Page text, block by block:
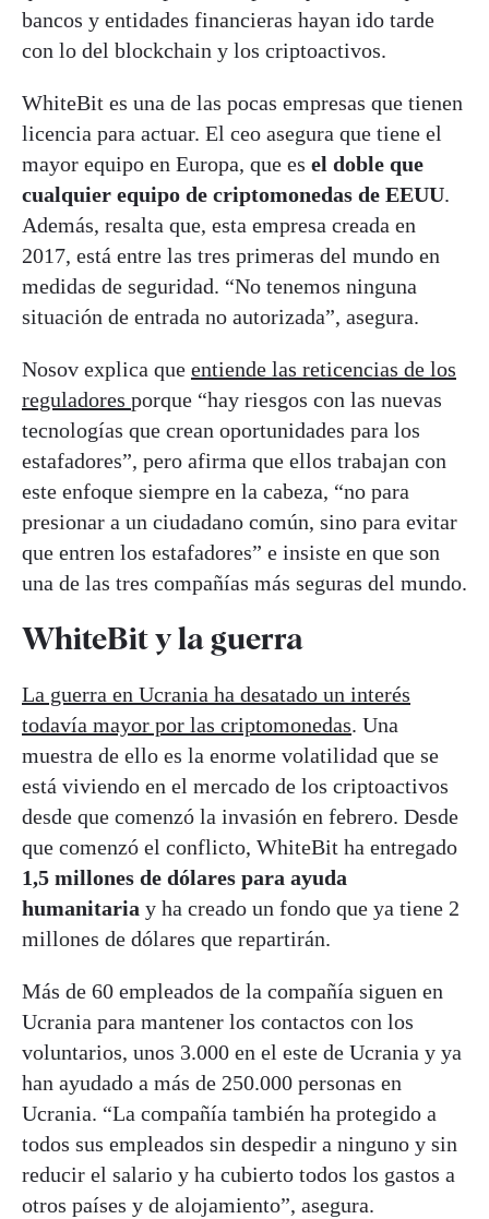
bancos y entidades financieras hayan ido tarde
con lo del blockchain y los criptoactivos.
WhiteBit es una de las pocas empresas que tienen
licencia para actuar. El ceo asegura que tiene el
mayor equipo en Europa, que es el doble que
cualquier equipo de criptomonedas de EEUU.
Además, resalta que, esta empresa creada en
2017, está entre las tres primeras del mundo en
medidas de seguridad. “No tenemos ninguna
situación de entrada no autorizada”, asegura.
Nosov explica que entiende las reticencias de los
reguladores porque “hay riesgos con las nuevas
tecnologías que crean oportunidades para los
estafadores”, pero afirma que ellos trabajan con
este enfoque siempre en la cabeza, “no para
presionar a un ciudadano común, sino para evitar
que entren los estafadores” e insiste en que son
una de las tres compañías más seguras del mundo.
WhiteBit y la guerra
La guerra en Ucrania ha desatado un interés
todavía mayor por las criptomonedas. Una
muestra de ello es la enorme volatilidad que se
está viviendo en el mercado de los criptoactivos
desde que comenzó la invasión en febrero. Desde
que comenzó el conflicto, WhiteBit ha entregado
1,5 millones de dólares para ayuda
humanitaria y ha creado un fondo que ya tiene 2
millones de dólares que repartirán.
Más de 60 empleados de la compañía siguen en
Ucrania para mantener los contactos con los
voluntarios, unos 3.000 en el este de Ucrania y ya
han ayudado a más de 250.000 personas en
Ucrania. “La compañía también ha protegido a
todos sus empleados sin despedir a ninguno y sin
reducir el salario y ha cubierto todos los gastos a
otros países y de alojamiento”, asegura.